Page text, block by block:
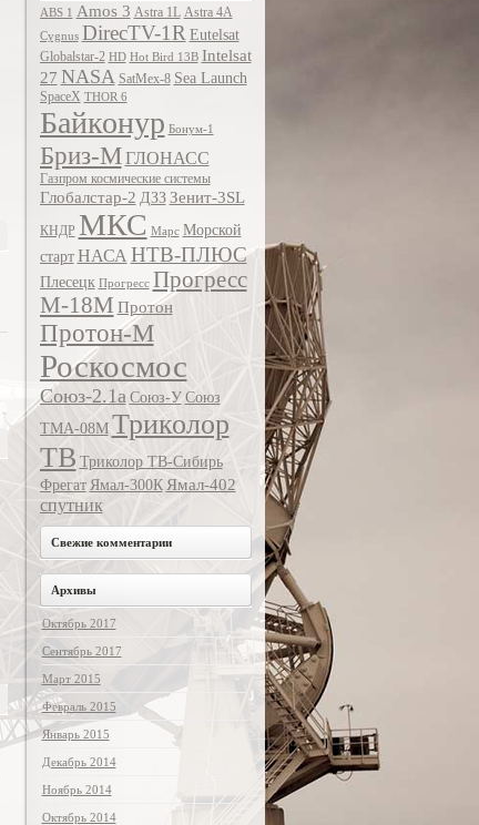
ABS 1 Amos 3 Astra 1L Astra 4A
Cygnus DirecTV-1R Eutelsat
Globalstar-2 HD Hot Bird 13B Intelsat
27 NASA SatMex-8 Sea Launch
SpaceX THOR 6
Байконур Бонум-1
Бриз-МГЛОНАСС
Газпром космические системы
Глобалстар-2 ДЗЗ Зенит-3SL
КНДР МКС Марс Морской
старт НАСАНТВ-ПЛЮС
Плесецк Прогресс Прогресс
М-18М Протон
Протон-М
Роскосмос
Союз-2.1а Союз-У Союз
ТМА-08М Триколор
ТВ Триколор ТВ-Сибирь
Фрегат Ямал-300К Ямал-402
спутник
Свежие комментарии
Архивы
Октябрь 2017
Сентябрь 2017
Март 2015
Февраль 2015
Январь 2015
Декабрь 2014
Ноябрь 2014
Октябрь 2014